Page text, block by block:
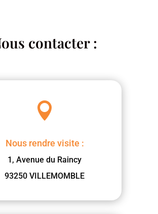
contacter :

Nous rendre visite :
1, Avenue du Raincy
93250 VILLEMOMBLE